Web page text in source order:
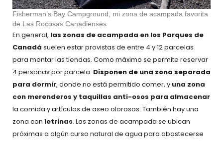
Fisherman’s Bay Campground, mi zona de acampada favorita
de Las Rocosas Canadienses
En general, las zonas de acampada en los Parques de
Canadá suelen estar provistas de entre 4 y 12 parcelas
para montar las tiendas. Como máximo se permite reservar
4 personas por parcela. Disponen de una zona separada
para dormir, donde no está permitido comer, y una zona
con merenderos y taquillas anti-osos para almacenar
la comida y artículos de aseo olorosos. También hay una
zona con letrinas. Las zonas de acampada se ubican
próximas a algún curso natural de agua para abastecerse